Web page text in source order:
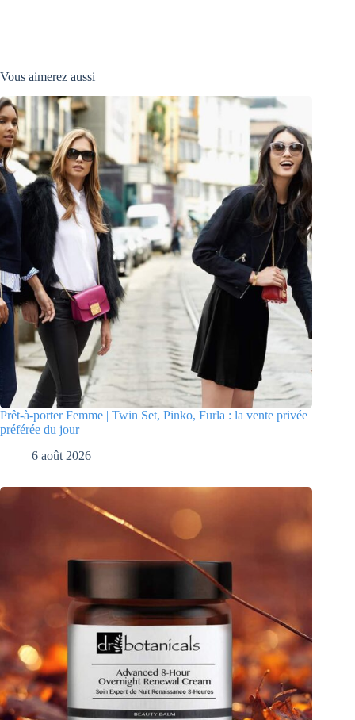
Vous aimerez aussi
Prêt-à-porter Femme | Twin Set, Pinko, Furla : la vente privée
préférée du jour
6 août 2026